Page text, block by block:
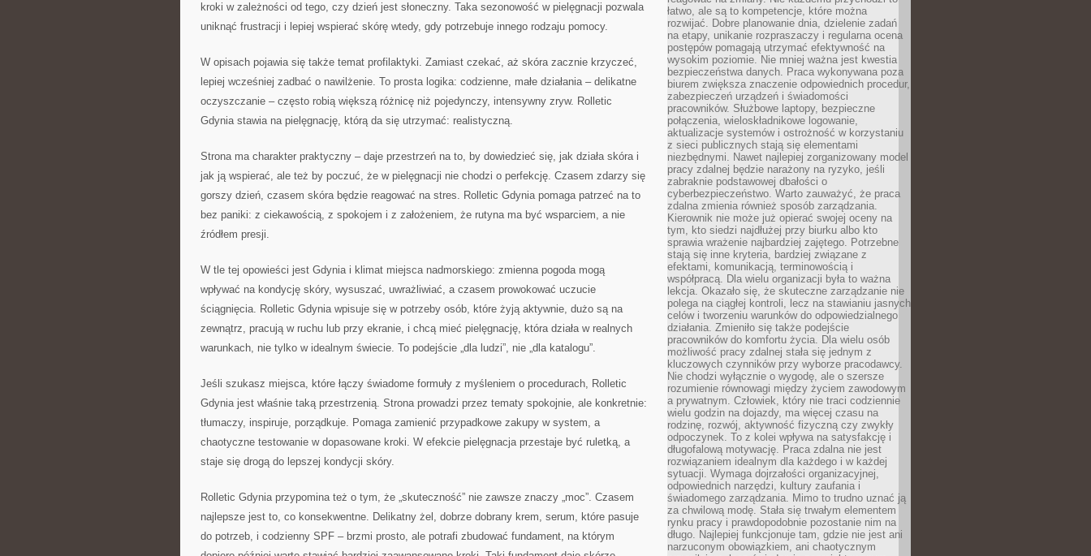
kroki w zależności od tego, czy dzień jest słoneczny. Taka sezonowość w pielęgnacji pozwala
uniknąć frustracji i lepiej wspierać skórę wtedy, gdy potrzebuje innego rodzaju pomocy.
W opisach pojawia się także temat profilaktyki. Zamiast czekać, aż skóra zacznie krzyczeć,
lepiej wcześniej zadbać o nawilżenie. To prosta logika: codzienne, małe działania – delikatne
oczyszczanie – często robią większą różnicę niż pojedynczy, intensywny zryw. Rolletic
Gdynia stawia na pielęgnację, którą da się utrzymać: realistyczną.
Strona ma charakter praktyczny – daje przestrzeń na to, by dowiedzieć się, jak działa skóra i
jak ją wspierać, ale też by poczuć, że w pielęgnacji nie chodzi o perfekcję. Czasem zdarzy się
gorszy dzień, czasem skóra będzie reagować na stres. Rolletic Gdynia pomaga patrzeć na to
bez paniki: z ciekawością, z spokojem i z założeniem, że rutyna ma być wsparciem, a nie
źródłem presji.
W tle tej opowieści jest Gdynia i klimat miejsca nadmorskiego: zmienna pogoda mogą
wpływać na kondycję skóry, wysuszać, uwrażliwiać, a czasem prowokować uczucie
ściągnięcia. Rolletic Gdynia wpisuje się w potrzeby osób, które żyją aktywnie, dużo są na
zewnątrz, pracują w ruchu lub przy ekranie, i chcą mieć pielęgnację, która działa w realnych
warunkach, nie tylko w idealnym świecie. To podejście „dla ludzi”, nie „dla katalogu”.
Jeśli szukasz miejsca, które łączy świadome formuły z myśleniem o procedurach, Rolletic
Gdynia jest właśnie taką przestrzenią. Strona prowadzi przez tematy spokojnie, ale konkretnie:
tłumaczy, inspiruje, porządkuje. Pomaga zamienić przypadkowe zakupy w system, a
chaotyczne testowanie w dopasowane kroki. W efekcie pielęgnacja przestaje być ruletką, a
staje się drogą do lepszej kondycji skóry.
Rolletic Gdynia przypomina też o tym, że „skuteczność” nie zawsze znaczy „moc”. Czasem
najlepsze jest to, co konsekwentne. Delikatny żel, dobrze dobrany krem, serum, które pasuje
do potrzeb, i codzienny SPF – brzmi prosto, ale potrafi zbudować fundament, na którym
łatwo, ale są to kompetencje, które można
rozwijać. Dobre planowanie dnia, dzielenie zadań
na etapy, unikanie rozpraszaczy i regularna ocena
postępów pomagają utrzymać efektywność na
wysokim poziomie. Nie mniej ważna jest kwestia
bezpieczeństwa danych. Praca wykonywana poza
biurem zwiększa znaczenie odpowiednich procedur,
zabezpieczeń urządzeń i świadomości
pracowników. Służbowe laptopy, bezpieczne
połączenia, wieloskładnikowe logowanie,
aktualizacje systemów i ostrożność w korzystaniu
z sieci publicznych stają się elementami
niezbędnymi. Nawet najlepiej zorganizowany model
pracy zdalnej będzie narażony na ryzyko, jeśli
zabraknie podstawowej dbałości o
cyberbezpieczeństwo. Warto zauważyć, że praca
zdalna zmienia również sposób zarządzania.
Kierownik nie może już opierać swojej oceny na
tym, kto siedzi najdłużej przy biurku albo kto
sprawia wrażenie najbardziej zajętego. Potrzebne
stają się inne kryteria, bardziej związane z
efektami, komunikacją, terminowością i
współpracą. Dla wielu organizacji była to ważna
lekcja. Okazało się, że skuteczne zarządzanie nie
polega na ciągłej kontroli, lecz na stawianiu jasnych
celów i tworzeniu warunków do odpowiedzialnego
działania. Zmieniło się także podejście
pracowników do komfortu życia. Dla wielu osób
możliwość pracy zdalnej stała się jednym z
kluczowych czynników przy wyborze pracodawcy.
Nie chodzi wyłącznie o wygodę, ale o szersze
rozumienie równowagi między życiem zawodowym
a prywatnym. Człowiek, który nie traci codziennie
wielu godzin na dojazdy, ma więcej czasu na
rodzinę, rozwój, aktywność fizyczną czy zwykły
odpoczynek. To z kolei wpływa na satysfakcję i
długofalową motywację. Praca zdalna nie jest
rozwiązaniem idealnym dla każdego i w każdej
sytuacji. Wymaga dojrzałości organizacyjnej,
odpowiednich narzędzi, kultury zaufania i
świadomego zarządzania. Mimo to trudno uznać ją
za chwilową modę. Stała się trwałym elementem
rynku pracy i prawdopodobnie pozostanie nim na
długo. Najlepiej funkcjonuje tam, gdzie nie jest ani
narzuconym obowiązkiem, ani chaotycznym